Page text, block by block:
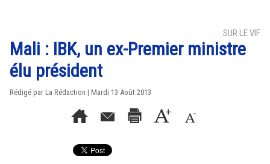
SUR LE VIF
Mali : IBK, un ex-Premier ministre
élu président
Rédigé par La Rédaction | Mardi 13 Août 2013